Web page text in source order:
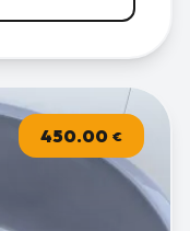
450.00 €